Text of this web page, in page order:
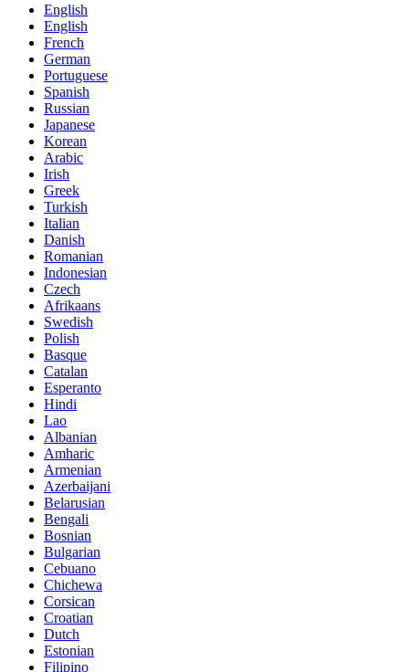
English
English
French
German
Portuguese
Spanish
Russian
Japanese
Korean
Arabic
Irish
Greek
Turkish
Italian
Danish
Romanian
Indonesian
Czech
Afrikaans
Swedish
Polish
Basque
Catalan
Esperanto
Hindi
Lao
Albanian
Amharic
Armenian
Azerbaijani
Belarusian
Bengali
Bosnian
Bulgarian
Cebuano
Chichewa
Corsican
Croatian
Dutch
Estonian
Filipino